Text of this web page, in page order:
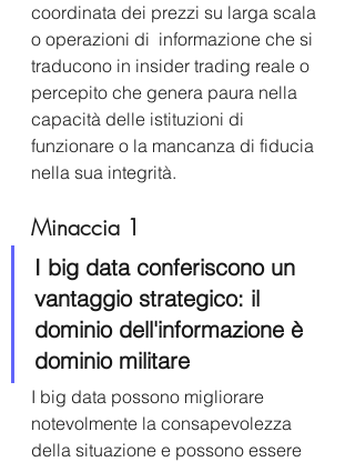
coordinata dei prezzi su larga scala
o operazioni di  informazione che si
traducono in insider trading reale o
percepito che genera paura nella
capacità delle istituzioni di
funzionare o la mancanza di fiducia
nella sua integrità.
Minaccia 1
I big data conferiscono un
vantaggio strategico: il
dominio dell'informazione è
dominio militare
I big data possono migliorare
notevolmente la consapevolezza
della situazione e possono essere